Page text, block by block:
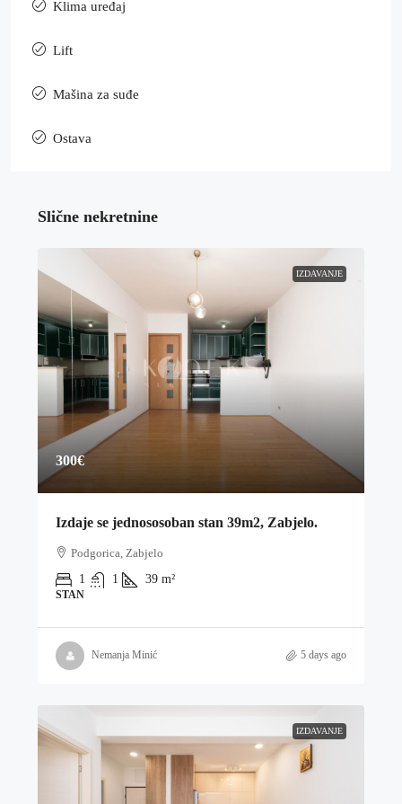
Klima uređaj
Lift
Mašina za suđe
Ostava
Slične nekretnine
IZDAVANJE
300€
Izdaje se jednososoban stan 39m2, Zabjelo.
Podgorica, Zabjelo
1
1 39 m²
STAN
Nemanja Minić 5 days ago
IZDAVANJE